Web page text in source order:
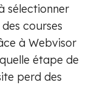
sélectionner
courses
à Webvisor
étape de
perd des